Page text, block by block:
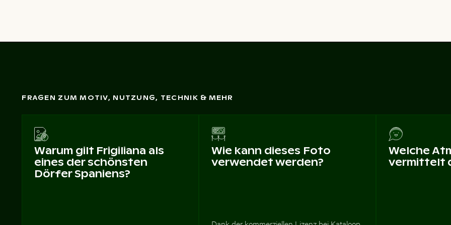
FRAGEN ZUM MOTIV, NUTZUNG, TECHNIK & MEHR
Warum gilt Frigiliana als
eines der schönsten
Dörfer Spaniens?
Wie kann dieses Foto
verwendet werden?
Welche
vermittelt